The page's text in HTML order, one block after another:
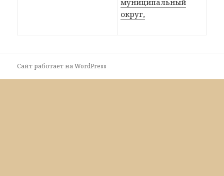
муниципальный
округ,
Сайт работает на WordPress